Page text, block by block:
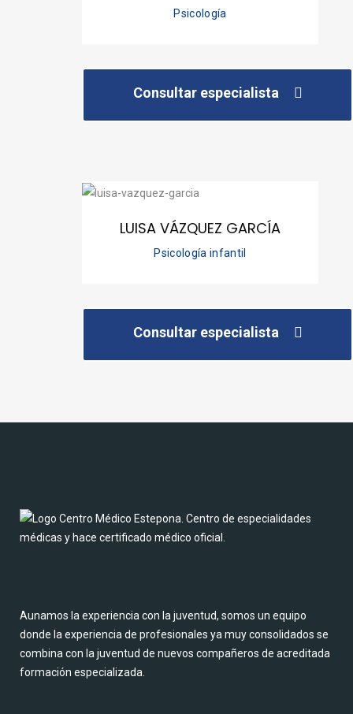
Psicología
Consultar especialista
LUISA VÁZQUEZ GARCÍA
Psicología infantil
Consultar especialista
Aunamos la experiencia con la juventud, somos un equipo
donde la experiencia de profesionales ya muy consolidados se
combina con la juventud de nuevos compañeros de acreditada
formación especializada.